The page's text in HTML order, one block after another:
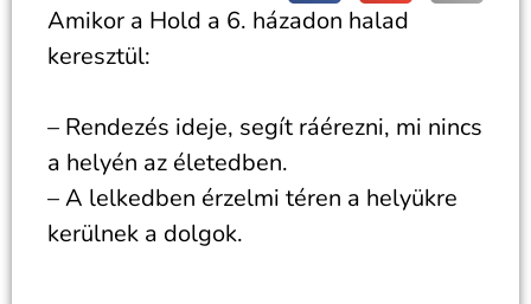
Amikor a Hold a 6. házadon halad
keresztül:
– Rendezés ideje, segít ráérezni, mi nincs
a helyén az életedben.
– A lelkedben érzelmi téren a helyükre
kerülnek a dolgok.